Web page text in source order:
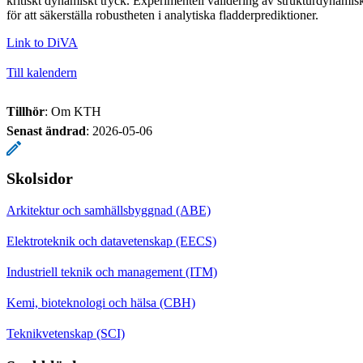
för att säkerställa robustheten i analytiska fladderprediktioner.
Link to DiVA
Till kalendern
Tillhör: Om KTH
Senast ändrad: 2026-05-06
Skolsidor
Arkitektur och samhällsbyggnad (ABE)
Elektroteknik och datavetenskap (EECS)
Industriell teknik och management (ITM)
Kemi, bioteknologi och hälsa (CBH)
Teknikvetenskap (SCI)